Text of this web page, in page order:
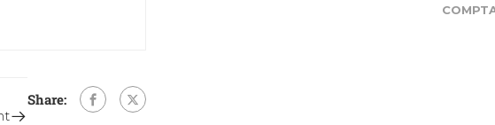
Share: